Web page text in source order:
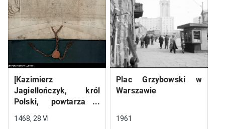
[Kazimierz
Jagiellończyk, król
Polski, powtarza i
wystawiony w Lublinie,
1468, 28 VI
Plac Grzybowski w
Warszawie
1961